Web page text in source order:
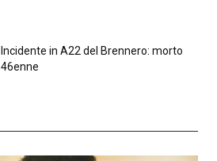
Incidente in A22 del Brennero: morto
46enne